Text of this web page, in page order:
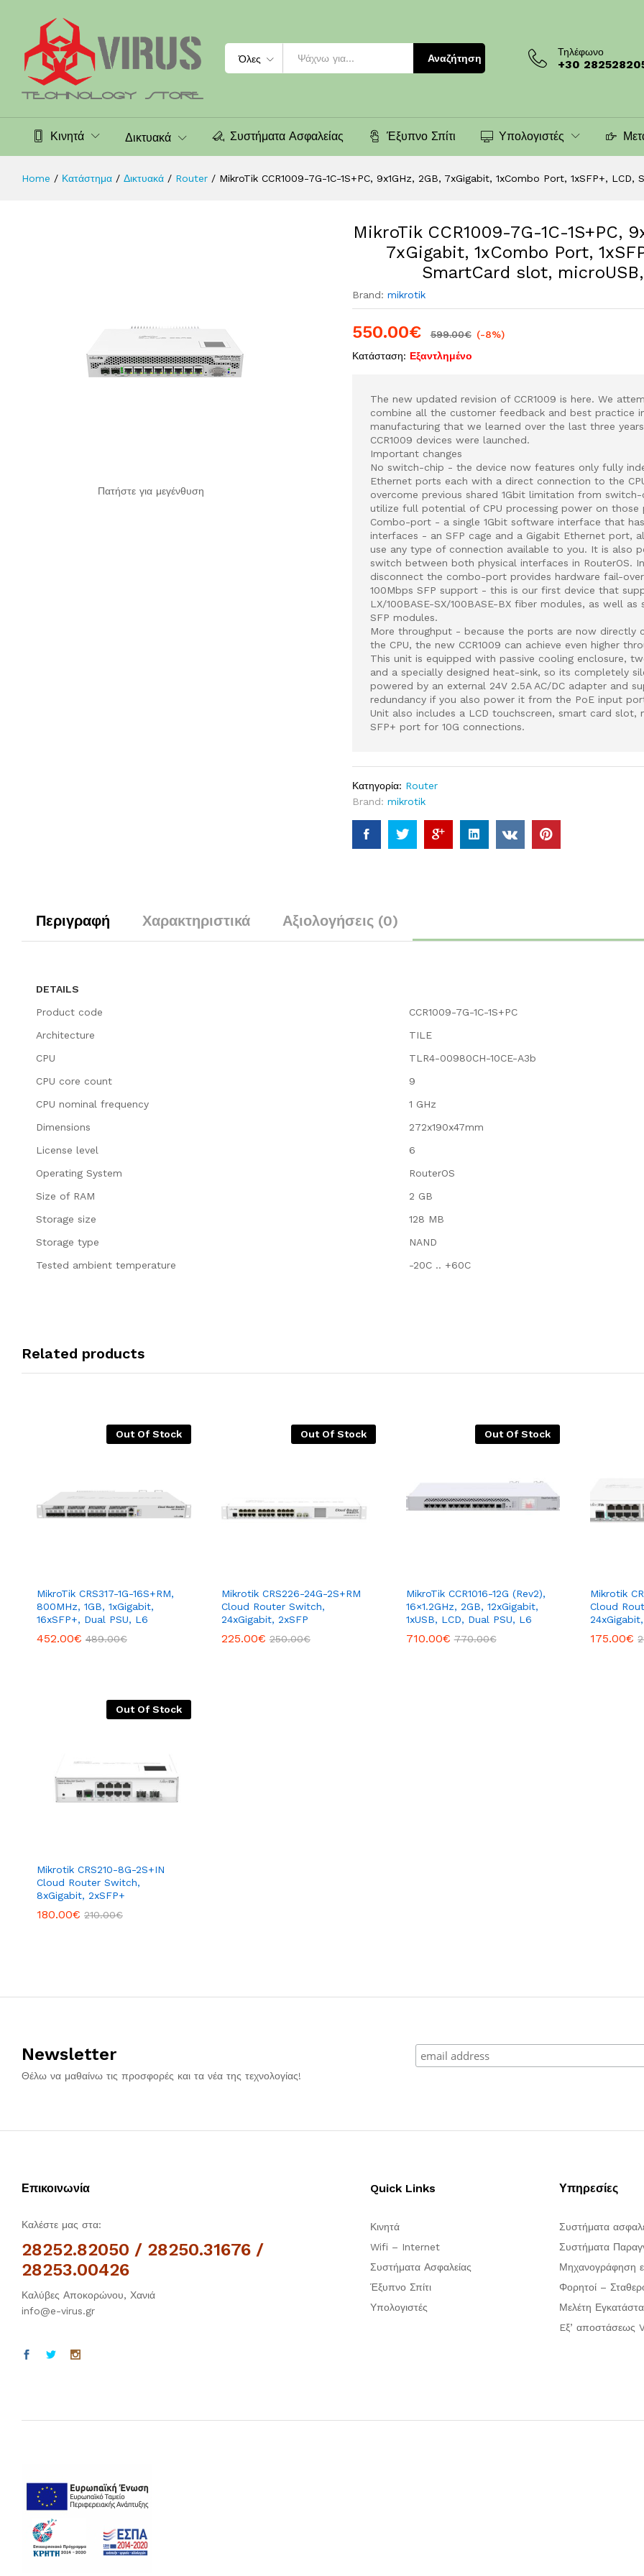
Όλες Αναζήτηση
Τηλέφωνο
+30
Κινητά Δικτυακά Συστήματα Ασφαλείας Έξυπνο Σπίτι Υπολογιστές
Home / Κατάστημα / Δικτυακά / Router / MikroTik CCR1009-7G-1C-1S+PC, 9x1GHz, 2GB, 7xGigabit, 1xCombo Port, 1xSFP+,
Πατήστε για μεγένθυση
MikroTik CCR1009-7G-1C-1S+PC,
7xGigabit, 1xCombo Port,
SmartCard slot,
Brand: mikrotik
550.00€ 599.00€ (-8%)
Κατάσταση: Εξαντλημένο
The new updated revision of CCR1009 is here. We
combine all the customer feedback and best practice in
manufacturing that we learned over the last three
CCR1009 devices were launched.
Important changes
No switch-chip - the device now features only fully
Ethernet ports each with a direct connection to the
overcome previous shared 1Gbit limitation from
utilize full potential of CPU processing power on those
Combo-port - a single 1Gbit software interface that
interfaces - an SFP cage and a Gigabit Ethernet port,
use any type of connection available to you. It is also
switch between both physical interfaces in RouterOS.
disconnect the combo-port provides hardware fail-
100Mbps SFP support - this is our first device that
LX/100BASE-SX/100BASE-BX fiber modules, as well as
SFP modules.
More throughput - because the ports are now directly
the CPU, the new CCR1009 can achieve even higher
This unit is equipped with passive cooling enclosure,
and a specially designed heat-sink, so its completely
powered by an external 24V 2.5A AC/DC adapter and
redundancy if you also power it from the PoE input
Unit also includes a LCD touchscreen, smart card slot,
SFP+ port for 10G connections.
Κατηγορία: Router
Brand: mikrotik
Περιγραφή Χαρακτηριστικά Αξιολογήσεις (0)
DETAILS
Product code
CCR1009-7G-1C-1S+PC
Architecture
TILE
CPU
TLR4-00980CH-10CE-A3b
CPU core count
9
CPU nominal frequency
1 GHz
Dimensions
272x190x47mm
License level
6
Operating System
RouterOS
Size of RAM
2 GB
Storage size
128 MB
Storage type
NAND
Tested ambient temperature
-20C .. +60C
Related products
Out Of Stock
MikroTik CRS317-1G-16S+RM,
800MHz, 1GB, 1xGigabit,
16xSFP+, Dual PSU, L6
452.00€ 489.00€
Out Of Stock
Mikrotik CRS226-24G-2S+RM
Cloud Router Switch,
24xGigabit, 2xSFP
225.00€ 250.00€
Out Of Stock
MikroTik CCR1016-12G (Rev2),
16×1.2GHz, 2GB, 12xGigabit,
1xUSB, LCD, Dual PSU, L6
710.00€ 770.00€
Mikrotik
Cloud
175.00€
Out Of Stock
Mikrotik CRS210-8G-2S+IN
Cloud Router Switch,
8xGigabit, 2xSFP+
180.00€ 210.00€
Newsletter
Θέλω να μαθαίνω τις προσφορές και τα νέα της τεχνολογίας!
Επικοινωνία
Καλέστε μας στα:
28252.82050 / 28250.31676 /
28253.00426
Καλύβες Αποκορώνου, Χανιά
info@e-virus.gr
Quick Links
Κινητά
Wifi – Internet
Συστήματα Ασφαλείας
Έξυπνο Σπίτι
Υπολογιστές
Υπηρεσίες
Συστήματα
Συστήματα
Μηχανογράφηση
Φορητοί –
Μελέτη
Eξ’ αποστάσεως
Περιγραφή